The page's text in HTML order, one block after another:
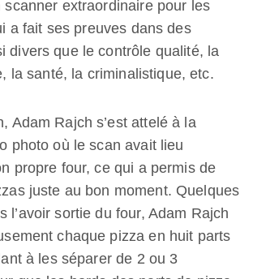
scanner extraordinaire pour les
a fait ses preuves dans des
divers que le contrôle qualité, la
la santé, la criminalistique, etc.
Adam Rajch s’est attelé à la
photo où le scan avait lieu
propre four, ce qui a permis de
juste au bon moment. Quelques
l’avoir sortie du four, Adam Rajch
chaque pizza en huit parts
à les séparer de 2 ou 3